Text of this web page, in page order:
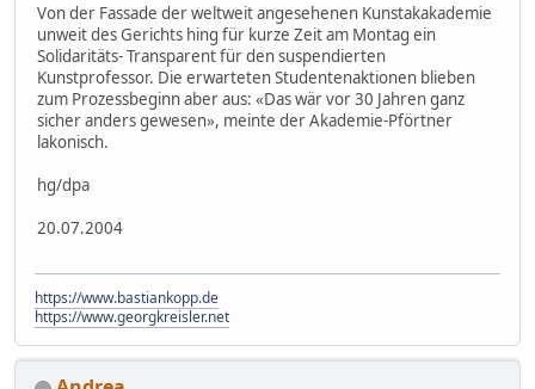
Von der Fassade der weltweit angesehenen Kunstakakademie
unweit des Gerichts hing für kurze Zeit am Montag ein
Solidaritäts- Transparent für den suspendierten
Kunstprofessor. Die erwarteten Studentenaktionen blieben
zum Prozessbeginn aber aus: «Das wär vor 30 Jahren ganz
sicher anders gewesen», meinte der Akademie-Pförtner
lakonisch.
hg/dpa
20.07.2004
https://www.bastiankopp.de
https://www.georgkreisler.net